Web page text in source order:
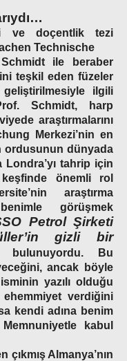
ve doçentlik tezi
Technische
Schmidt ile beraber
teşkil eden füzeler
ilgili
Schmidt, harp
araştırmalarını
Merkezi’nin en
ordusunun dünyada
Londra’yı tahrip için
önemli rol
araştırma
görüşmek
Petrol Şirketi
gizli bir
bulunuyordu. Bu
ancak böyle
yazılı olduğu
ehemmiyet verdiğini
kendi adına benim
kabul
Almanya’nın